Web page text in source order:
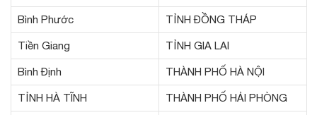
Bình Phước TỈNH ĐỒNG THÁP
Tiền Giang TỈNH GIA LAI
Bình Định THÀNH PHỐ HÀ NỘI
TỈNH HÀ TĨNH THÀNH PHỐ HẢI PHÒNG